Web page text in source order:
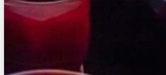
INCLUYE: Base hoteles de turista
Park Incluye Admision al Grand
Ver más